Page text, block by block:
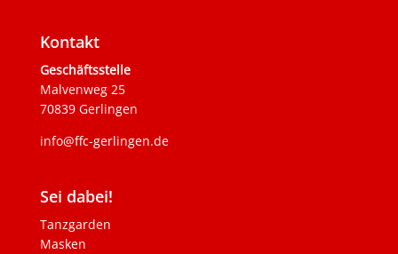
Kontakt
Geschäftsstelle
Malvenweg 25
70839 Gerlingen
info@ffc-gerlingen.de
Sei dabei!
Tanzgarden
Masken